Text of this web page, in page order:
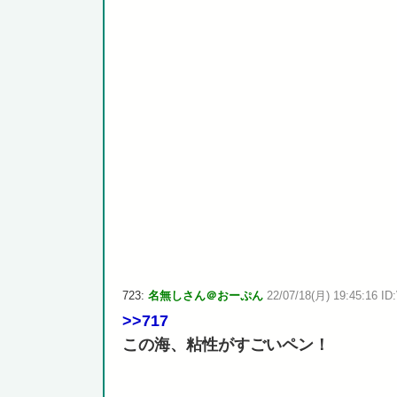
723: 名無しさん＠おーぷん 22/07/18(月) 19:45:16
>>717
この海、粘性がすごいペン！